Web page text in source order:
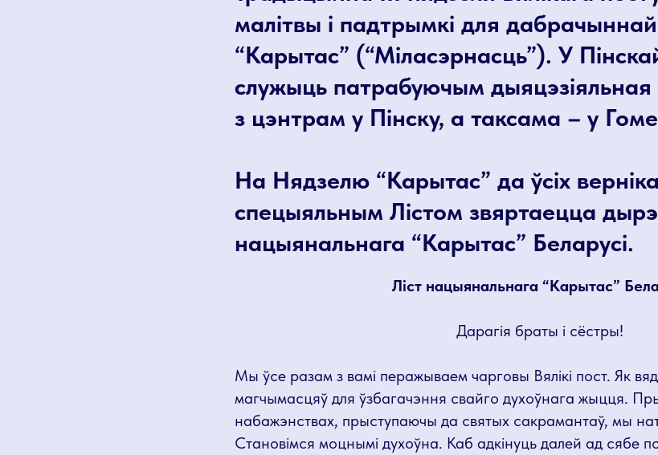
малітвы і падтрымкі для дабрачыннай
“Карытас” (“Міласэрнасць”). У
служыць патрабуючым дыяцэзіяльная
з цэнтрам у Пінску, а таксама – у
На Нядзелю “Карытас” да ўсіх
спецыяльным Лістом звяртаецца
нацыянальнага “Карытас” Беларусі.
Ліст нацыянальнага “Карытас”
Дарагія браты і сёстры!
Мы ўсе разам з вамі перажываем чарговы Вялікі пост. Як
магчымасцяў для ўзбагачэння свайго духоўнага жыцця.
набажэнствах, прыступаючы да святых сакрамантаў, мы
Становімся моцнымі духоўна. Каб адкінуць далей ад сябе